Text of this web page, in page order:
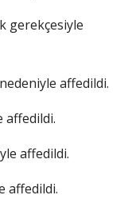
gerekçesiyle
affedildi.
affedildi.
affedildi.
affedildi.